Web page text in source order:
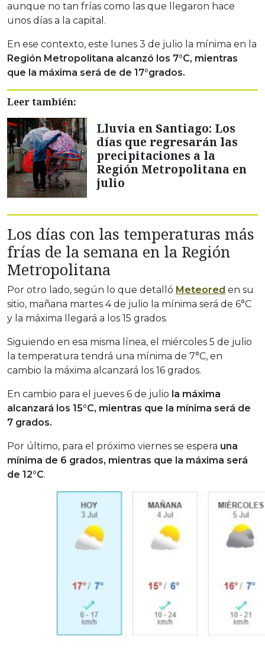
aunque no tan frías como las que llegaron hace
unos días a la capital.
En ese contexto, este lunes 3 de julio la mínima en la
Región Metropolitana alcanzó los 7°C, mientras
que la máxima será de de 17°grados.
Leer también:
Lluvia en Santiago: Los
días que regresarán las
precipitaciones a la
Región Metropolitana en
julio
Los días con las temperaturas más
frías de la semana en la Región
Metropolitana
Por otro lado, según lo que detalló Meteored en su
sitio, mañana martes 4 de julio la mínima será de 6°C
y la máxima llegará a los 15 grados.
Siguiendo en esa misma línea, el miércoles 5 de julio
la temperatura tendrá una mínima de 7°C, en
cambio la máxima alcanzará los 16 grados.
En cambio para el jueves 6 de julio la máxima
alcanzará los 15°C, mientras que la mínima será de
7 grados.
Por último, para el próximo viernes se espera una
mínima de 6 grados, mientras que la máxima será
de 12°C.